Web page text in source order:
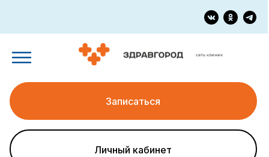
Записаться
Личный кабинет